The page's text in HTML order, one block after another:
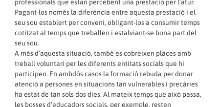
professionals que estan percebent una prestació per l’atur.
Pagant-los només la diferència entre aquesta prestació i el
seu sou establert per conveni, obligant-los a consumir temps
cotitzat al temps que treballen i estalviant-se bona part del
seu sou.
A més d’aquesta situació, també es cobreixen places amb
treball voluntari per les diferents entitats socials que hi
participen. En ambdós casos la formació rebuda per donar
atenció a persones en situacions tan vulnerables i precàries
ha estat de tan sols dos dies. Al mateix temps que això passa,
les bosses d’educadors socials, per exemple, resten